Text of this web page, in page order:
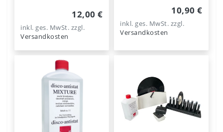
12,00 €
inkl. ges. MwSt. zzgl.
Versandkosten
10,90 €
inkl. ges. MwSt. zzgl.
Versandkosten